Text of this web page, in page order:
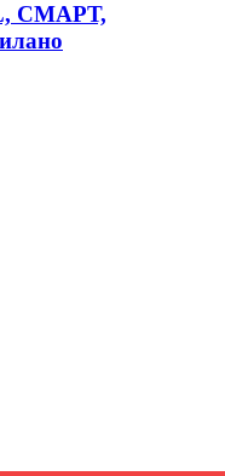
СМАРТ,